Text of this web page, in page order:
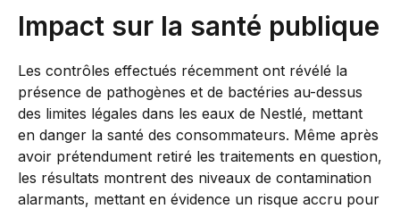
Impact sur la santé publique
Les contrôles effectués récemment ont révélé la
présence de pathogènes et de bactéries au-dessus
des limites légales dans les eaux de Nestlé, mettant
en danger la santé des consommateurs. Même après
avoir prétendument retiré les traitements en question,
les résultats montrent des niveaux de contamination
alarmants, mettant en évidence un risque accru pour